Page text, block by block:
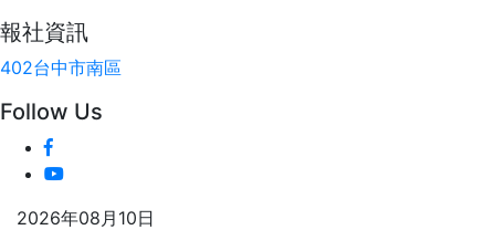
報社資訊
402台中市南區
Follow Us
2026年08月10日